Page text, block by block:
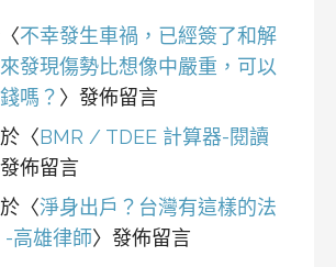
不幸發生車禍，已經簽了和解
發現傷勢比想像中嚴重，可以
嗎？ 〉發佈留言
〈BMR / TDEE 計算器-閱讀
佈留言
〈淨身出戶？台灣有這樣的法
高雄律師〉發佈留言